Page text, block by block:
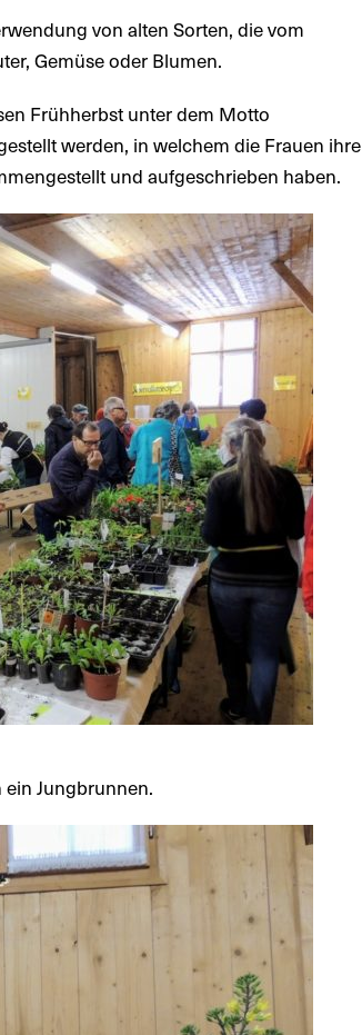
von alten Sorten, die vom
Gemüse oder Blumen.
Frühherbst unter dem Motto
werden, in welchem die Frauen ihre
und aufgeschrieben haben.
ein Jungbrunnen.